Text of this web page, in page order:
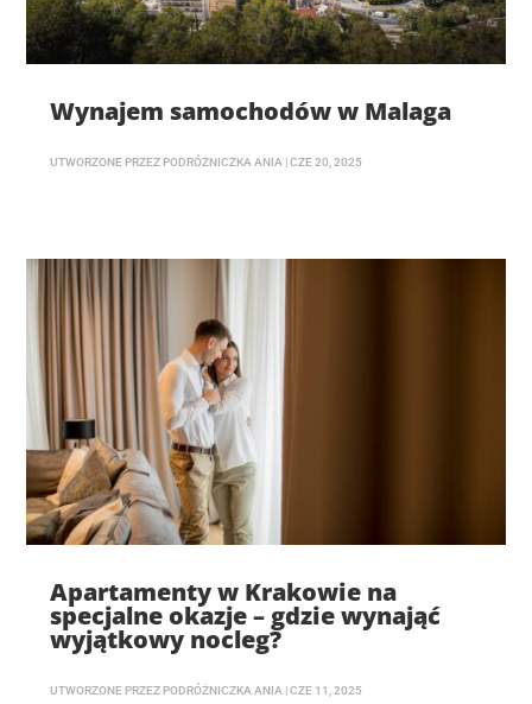
Wynajem samochodów w Malaga
UTWORZONE PRZEZ PODRÓŻNICZKA ANIA |CZE 20, 2025
Apartamenty w Krakowie na
specjalne okazje – gdzie wynająć
wyjątkowy nocleg?
UTWORZONE PRZEZ PODRÓŻNICZKA ANIA |CZE 11, 2025